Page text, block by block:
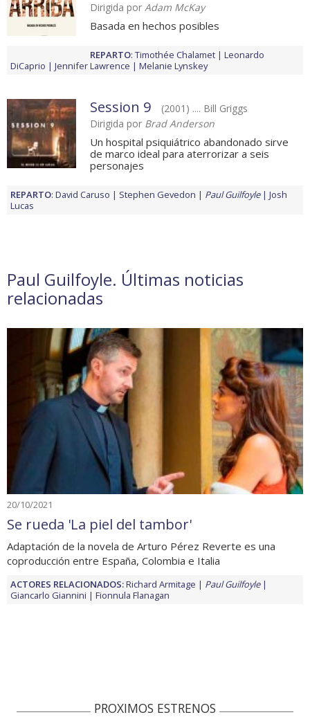
Dirigida por Adam McKay
Basada en hechos posibles
REPARTO: Timothée Chalamet
Leonardo
DiCaprio
Jennifer Lawrence Melanie Lynskey
Session 9
(2001) .... Bill Griggs
Dirigida por Brad Anderson
Un hospital psiquiátrico abandonado sirve
de marco ideal para aterrorizar a seis
personajes
REPARTO: David Caruso Stephen Gevedon Paul Guilfoyle
Josh
Lucas
Paul Guilfoyle. Últimas noticias
relacionadas
20/10/2021
Se rueda 'La piel del tambor'
Adaptación de la novela de Arturo Pérez Reverte es una
coproducción entre España, Colombia e Italia
ACTORES RELACIONADOS:Richard Armitage
Paul Guilfoyle
Giancarlo Giannini
Fionnula Flanagan
PROXIMOS ESTRENOS